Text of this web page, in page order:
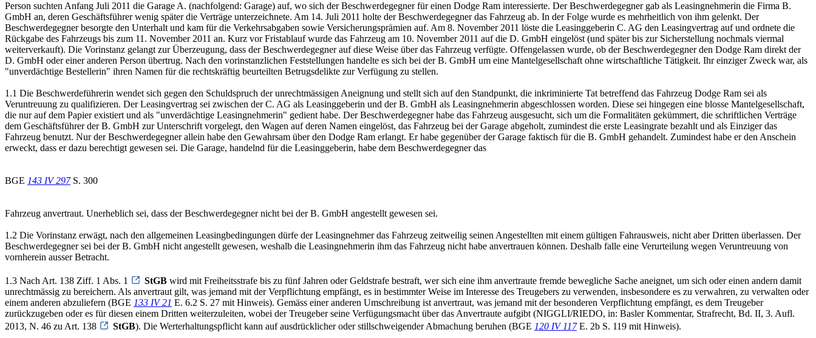
Person suchten Anfang Juli 2011 die Garage A. (nachfolgend: Garage) auf, wo sich der Beschwerdegegner für einen Dodge Ram interessierte. Der Beschwerdegegner gab als Leasingnehmerin die Firma B.
GmbH an, deren Geschäftsführer wenig später die Verträge unterzeichnete. Am 14. Juli 2011 holte der Beschwerdegegner das Fahrzeug ab. In der Folge wurde es mehrheitlich von ihm gelenkt. Der
Beschwerdegegner besorgte den Unterhalt und kam für die Verkehrsabgaben sowie Versicherungsprämien auf. Am 8. November 2011 löste die Leasinggeberin C. AG den Leasingvertrag auf und ordnete die
Rückgabe des Fahrzeugs bis zum 11. November 2011 an. Kurz vor Fristablauf wurde das Fahrzeug am 10. November 2011 auf die D. GmbH eingelöst (und später bis zur Sicherstellung nochmals viermal
weiterverkauft). Die Vorinstanz gelangt zur Überzeugung, dass der Beschwerdegegner auf diese Weise über das Fahrzeug verfügte. Offengelassen wurde, ob der Beschwerdegegner den Dodge Ram direkt der
D. GmbH oder einer anderen Person übertrug. Nach den vorinstanzlichen Feststellungen handelte es sich bei der B. GmbH um eine Mantelgesellschaft ohne wirtschaftliche Tätigkeit. Ihr einziger Zweck war, als
"unverdächtige Bestellerin" ihren Namen für die rechtskräftig beurteilten Betrugsdelikte zur Verfügung zu stellen.
1.1 Die Beschwerdeführerin wendet sich gegen den Schuldspruch der unrechtmässigen Aneignung und stellt sich auf den Standpunkt, die inkriminierte Tat betreffend das Fahrzeug Dodge Ram sei als
Veruntreuung zu qualifizieren. Der Leasingvertrag sei zwischen der C. AG als Leasinggeberin und der B. GmbH als Leasingnehmerin abgeschlossen worden. Diese sei hingegen eine blosse Mantelgesellschaft,
die nur auf dem Papier existiert und als "unverdächtige Leasingnehmerin" gedient habe. Der Beschwerdegegner habe das Fahrzeug ausgesucht, sich um die Formalitäten gekümmert, die schriftlichen Verträge
dem Geschäftsführer der B. GmbH zur Unterschrift vorgelegt, den Wagen auf deren Namen eingelöst, das Fahrzeug bei der Garage abgeholt, zumindest die erste Leasingrate bezahlt und als Einziger das
Fahrzeug benutzt. Nur der Beschwerdegegner allein habe den Gewahrsam über den Dodge Ram erlangt. Er habe gegenüber der Garage faktisch für die B. GmbH gehandelt. Zumindest habe er den Anschein
erweckt, dass er dazu berechtigt gewesen sei. Die Garage, handelnd für die Leasinggeberin, habe dem Beschwerdegegner das
BGE 143 IV 297S. 300
Fahrzeug anvertraut. Unerheblich sei, dass der Beschwerdegegner nicht bei der B. GmbH angestellt gewesen sei.
1.2 Die Vorinstanz erwägt, nach den allgemeinen Leasingbedingungen dürfe der Leasingnehmer das Fahrzeug zeitweilig seinen Angestellten mit einem gültigen Fahrausweis, nicht aber Dritten überlassen. Der
Beschwerdegegner sei bei der B. GmbH nicht angestellt gewesen, weshalb die Leasingnehmerin ihm das Fahrzeug nicht habe anvertrauen können. Deshalb falle eine Verurteilung wegen Veruntreuung von
vornherein ausser Betracht.
1.3 Nach Art. 138 Ziff. 1 Abs. 1 StGB wird mit Freiheitsstrafe bis zu fünf Jahren oder Geldstrafe bestraft, wer sich eine ihm anvertraute fremde bewegliche Sache aneignet, um sich oder einen andern damit
unrechtmässig zu bereichern. Als anvertraut gilt, was jemand mit der Verpflichtung empfängt, es in bestimmter Weise im Interesse des Treugebers zu verwenden, insbesondere es zu verwahren, zu verwalten oder
einem anderen abzuliefern (BGE 133 IV 21 E. 6.2 S. 27 mit Hinweis). Gemäss einer anderen Umschreibung ist anvertraut, was jemand mit der besonderen Verpflichtung empfängt, es dem Treugeber
zurückzugeben oder es für diesen einem Dritten weiterzuleiten, wobei der Treugeber seine Verfügungsmacht über das Anvertraute aufgibt (NIGGLI/RIEDO, in: Basler Kommentar, Strafrecht, Bd. II, 3. Aufl.
2013, N. 46 zu Art. 138
StGB). Die Werterhaltungspflicht kann auf ausdrücklicher oder stillschweigender Abmachung beruhen (BGE 120 IV 117E. 2b S. 119 mit Hinweis).